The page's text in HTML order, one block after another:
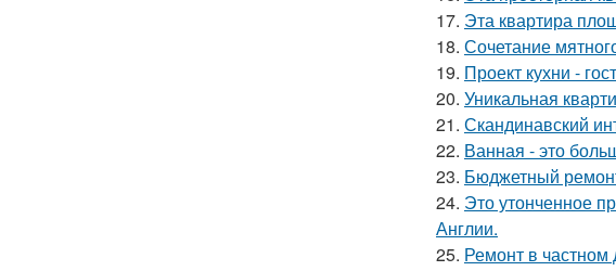
17. Эта квартира
18. Сочетание
19. Проект кухни -
20. Уникальная
21. Скандинавский
22. Ванная - это
23. Бюджетный
24. Это утонченное
Англии.
25. Ремонт в частном